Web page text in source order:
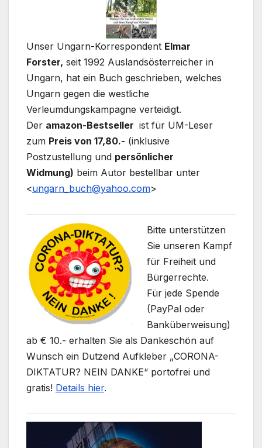
Unser Ungarn-Korrespondent Elmar
Forster, seit 1992 Auslandsösterreicher in
Ungarn, hat ein Buch geschrieben, welches
Ungarn gegen die westliche
Verleumdungskampagne verteidigt.
Der amazon-Bestseller ist für UM-Leser
zum Preis von 17,80.- (inklusive
Postzustellung und persönlicher
Widmung) beim Autor bestellbar unter
<ungarn_buch@yahoo.com>
Bitte unterstützen
Sie unseren Kampf
für Freiheit und
Bürgerrechte.
Für jede Spende
(PayPal oder
Banküberweisung)
ab € 10.- erhalten Sie als Dankeschön auf
Wunsch ein Dutzend Aufkleber „CORONA-
DIKTATUR? NEIN DANKE“ portofrei und
gratis! Details hier.